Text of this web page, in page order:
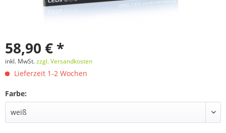
58,90 € *
inkl. MwSt.zzgl. Versandkosten
Lieferzeit 1-2 Wochen
Farbe: